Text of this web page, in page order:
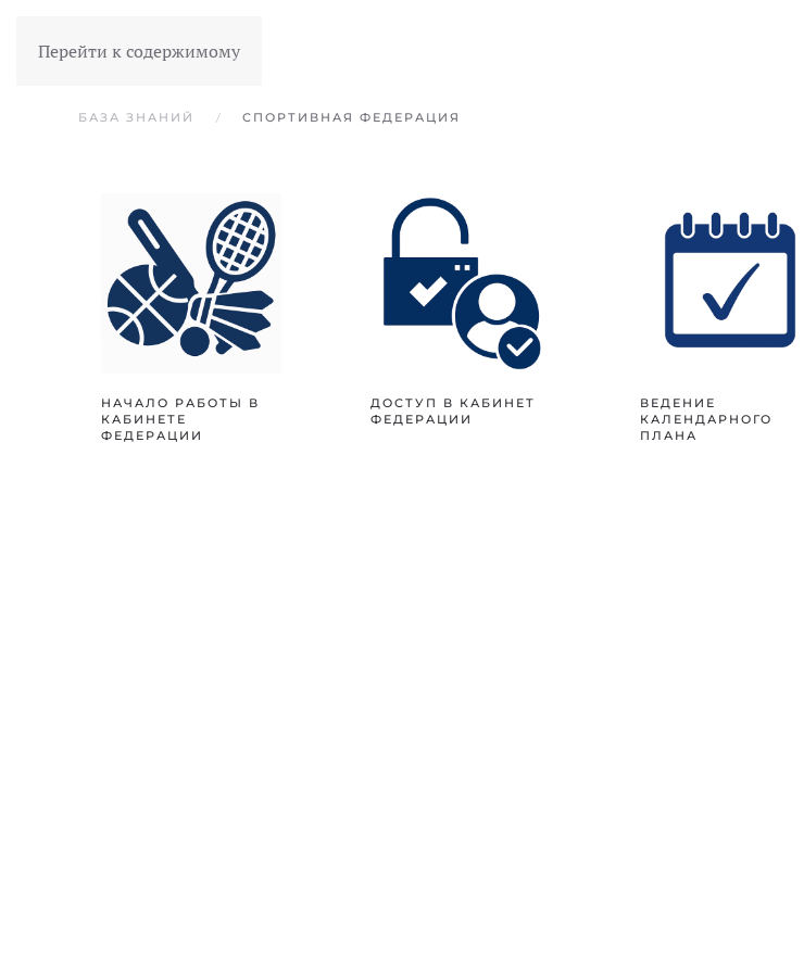
Перейти к содержимому
БАЗА ЗНАНИЙ СПОРТИВНАЯ ФЕДЕРАЦИЯ
НАЧАЛО РАБОТЫ В
КАБИНЕТЕ
ФЕДЕРАЦИИ
ДОСТУП В КАБИНЕТ
ФЕДЕРАЦИИ
ВЕДЕНИЕ
КАЛЕНДАРНОГО
ПЛАНА